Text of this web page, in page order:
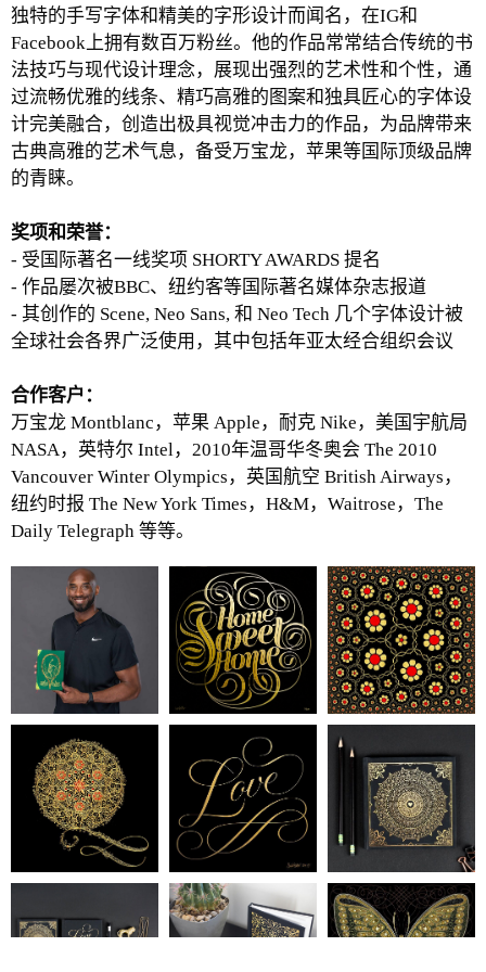
独特的手写字体和精美的字形设计而闻名，在IG和
Facebook上拥有数百万粉丝。他的作品常常结合传统的书
法技巧与现代设计理念，展现出强烈的艺术性和个性，通
过流畅优雅的线条、精巧高雅的图案和独具匠心的字体设
计完美融合，创造出极具视觉冲击力的作品，为品牌带来
古典高雅的艺术气息，备受万宝龙，苹果等国际顶级品牌
的青睐。
奖项和荣誉：
- 受国际著名一线奖项 SHORTY AWARDS 提名
- 作品屡次被BBC、纽约客等国际著名媒体杂志报道
- 其创作的 Scene, Neo Sans, 和 Neo Tech 几个字体设计被
全球社会各界广泛使用，其中包括年亚太经合组织会议
合作客户：
万宝龙 Montblanc，苹果 Apple，耐克 Nike，美国宇航局
NASA，英特尔 Intel，2010年温哥华冬奥会 The 2010
Vancouver Winter Olympics，英国航空 British Airways，
纽约时报 The New York Times，H&M，Waitrose，The
Daily Telegraph 等等。